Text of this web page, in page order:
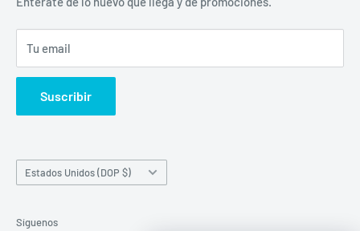
Términos del servicio
Política de reembolso
Tu email
Suscribir
País/región
Estados Unidos (DOP $)
Síguenos